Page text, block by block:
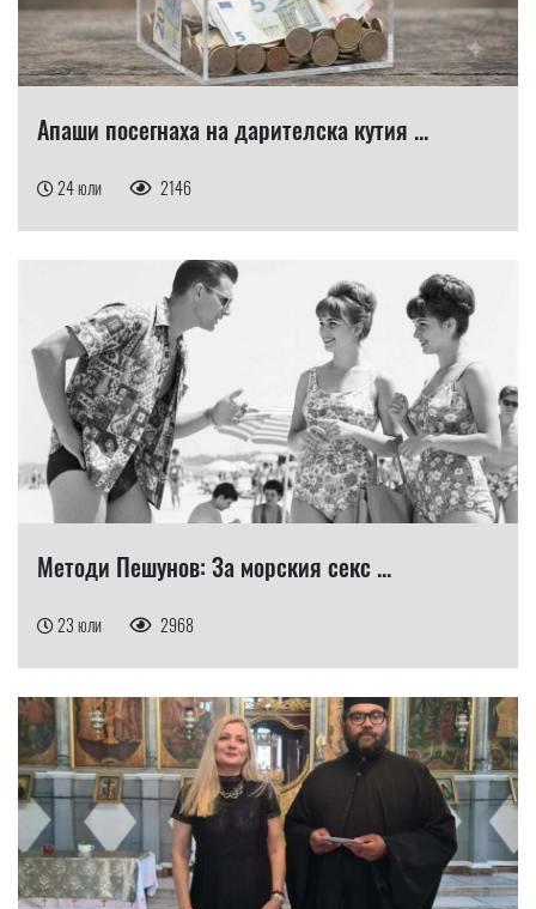
Апаши посегнаха на дарителска кутия ...
24 юли 2146
Методи Пешунов: За морския секс ...
23 юли 2968